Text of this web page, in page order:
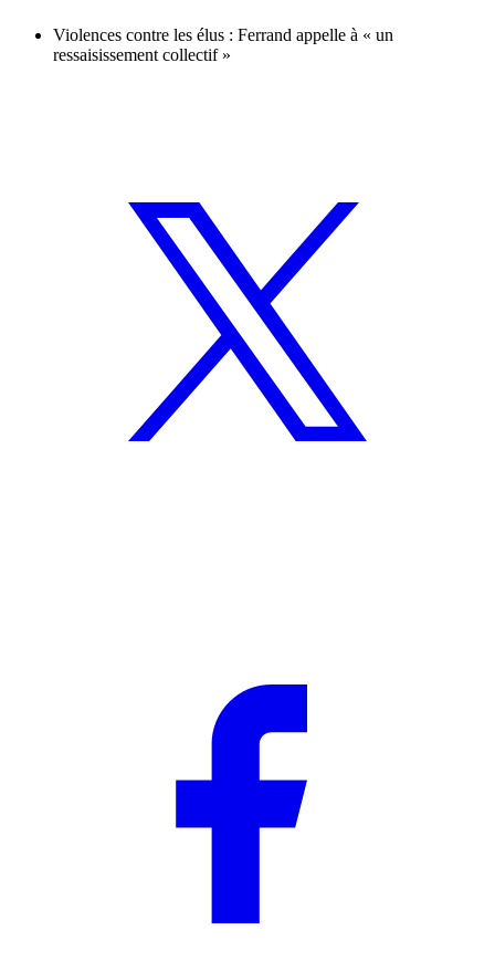
Violences contre les élus : Ferrand appelle à « un
ressaisissement collectif »